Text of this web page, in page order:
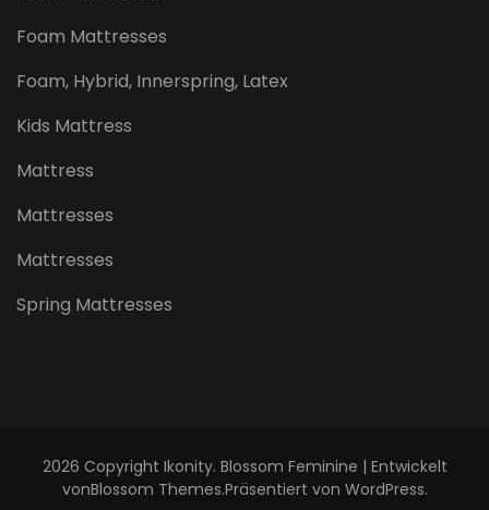
Foam Mattresses
Foam, Hybrid, Innerspring, Latex
Kids Mattress
Mattress
Mattresses
Mattresses
Spring Mattresses
2026 Copyright Ikonity. Blossom Feminine | Entwickelt
vonBlossom Themes.Präsentiert von WordPress.